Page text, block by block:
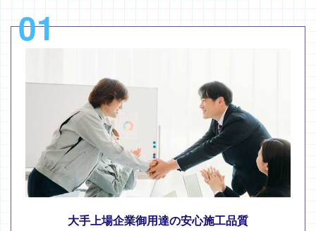
01
大手上場企業御用達の安心施工品質